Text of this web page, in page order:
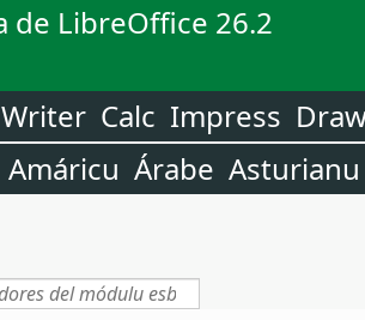
de LibreOffice 26.2
Writer Calc Impress
Amáricu Árabe Asturianu